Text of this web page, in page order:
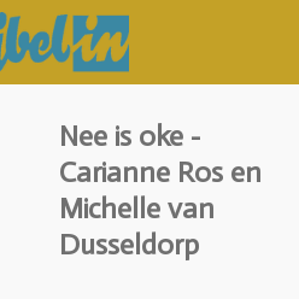
Nee is oke -
Carianne Ros en
Michelle van
Dusseldorp